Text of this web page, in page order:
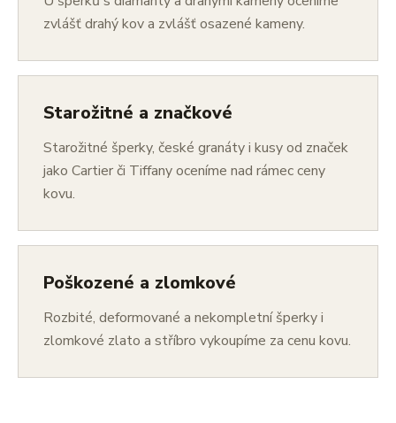
zvlášť drahý kov a zvlášť osazené kameny.
Starožitné a značkové
Starožitné šperky, české granáty i kusy od značek
jako Cartier či Tiffany oceníme nad rámec ceny
kovu.
Poškozené a zlomkové
Rozbité, deformované a nekompletní šperky i
zlomkové zlato a stříbro vykoupíme za cenu kovu.